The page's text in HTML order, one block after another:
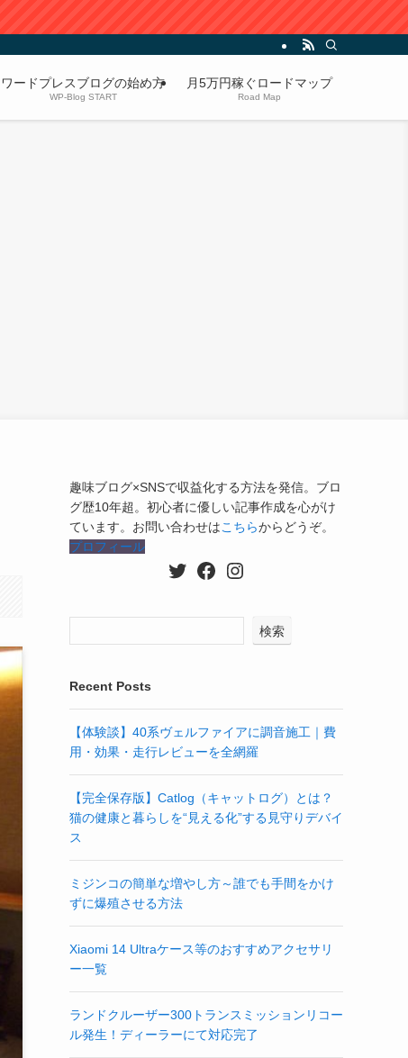
ワードプレスブログの始め方
WP-Blog START
月5万円稼ぐロードマップ
Road Map
趣味ブログ×SNSで収益化する方法を発信。ブロ
グ歴10年超。初心者に優しい記事作成を心がけ
ています。お問い合わせはこちらからどうぞ。
プロフィール
Twitter
Facebook
Instagram
検索
Recent Posts
【体験談】40系ヴェルファイアに調音施工｜費
用・効果・走行レビューを全網羅
【完全保存版】Catlog（キャットログ）とは？
猫の健康と暮らしを“見える化”する見守りデバイ
ス
ミジンコの簡単な増やし方～誰でも手間をかけ
ずに爆殖させる方法
Xiaomi 14 Ultraケース等のおすすめアクセサリ
ー一覧
ランドクルーザー300トランスミッションリコー
ル発生！ディーラーにて対応完了